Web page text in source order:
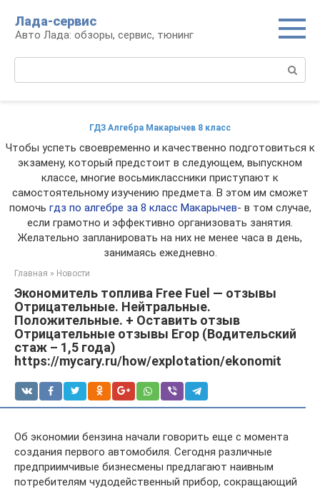
контенту
Лада-сервис
Авто Лада: обзоры, сервис, тюнинг
ГДЗ Алгебра Макарычев 8 класс
Чтобы успеть своевременно и качественно подготовиться к
экзамену, который предстоит в следующем, выпускном
классе, многие восьмиклассники приступают к
самостоятельному изучению предмета. В этом им сможет
помочь гдз по алгебре за 8 класс Макарычев- в том случае,
если грамотно и эффективно организовать занятия.
Желательно запланировать на них не менее часа в день,
занимаясь ежедневно.
Главная » Новости
Экономитель топлива Free Fuel — отзывы
Отрицательные. Нейтральные.
Положительные. + Оставить отзыв
Отрицательные отзывы Егор (Водительский
стаж – 1,5 года)
https://mycary.ru/how/explotation/ekonomit
Об экономии бензина начали говорить еще с момента
создания первого автомобиля. Сегодня различные
предприимчивые бизнесмены предлагают наивным
потребителям чудодейственный прибор, сокращающий